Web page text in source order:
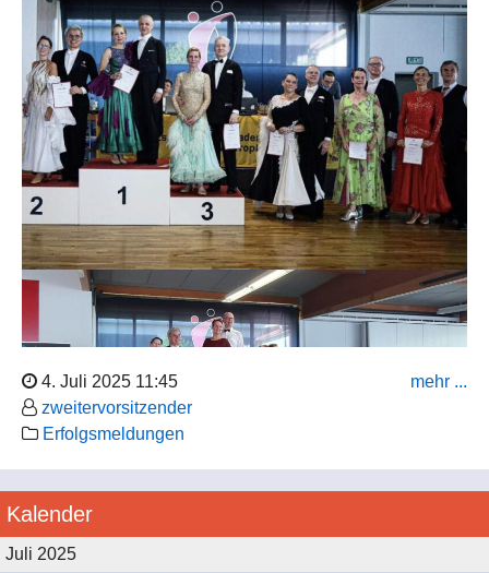
Gerhard Borengässer nach Öhringen (östlich von
4. Juli 2025 11:45
zweitervorsitzender
Erfolgsmeldungen
mehr ...
Kalender
Juli 2025